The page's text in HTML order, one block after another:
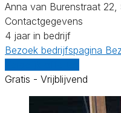
Anna van Burenstraat 22,
Contactgegevens
4 jaar in bedrijf
Bezoek bedrijfspagina
Gratis - Vrijblijvend